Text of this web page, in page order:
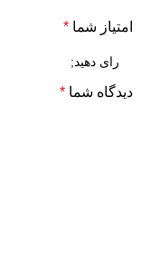
امتیاز شما *
دیدگاه شما *